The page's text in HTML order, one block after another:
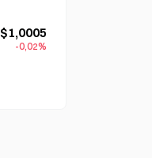
$1,0005
-0,02%